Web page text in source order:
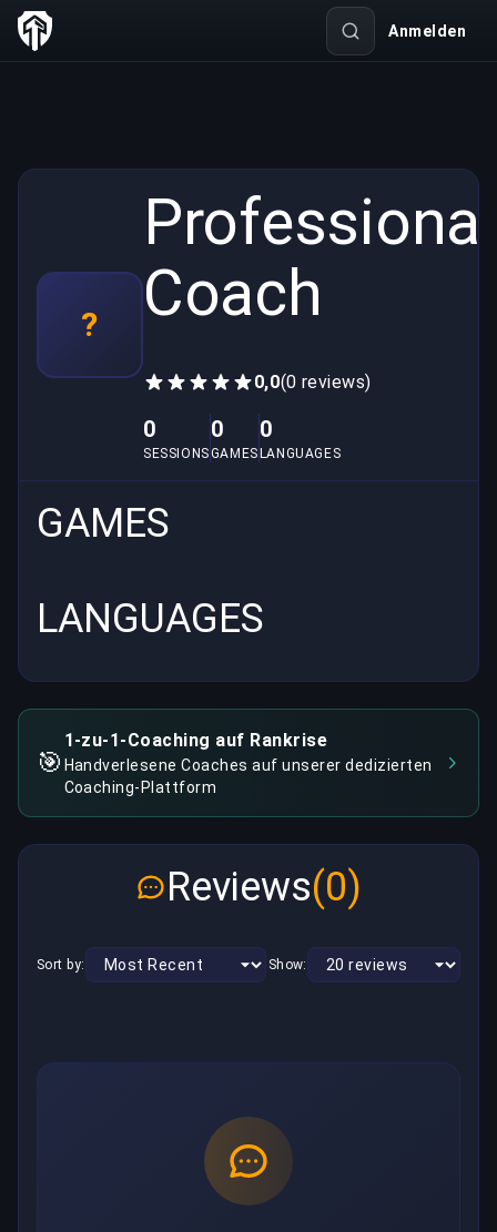
Anmelden
?
Professional
Coach
0,0(0 reviews)
0
SESSIONS
0
GAMES
0
LANGUAGES
GAMES
LANGUAGES
🎯
1-zu-1-Coaching auf Rankrise
Handverlesene Coaches auf unserer dedizierten
Coaching-Plattform
Reviews(0)
Sort by: Show: